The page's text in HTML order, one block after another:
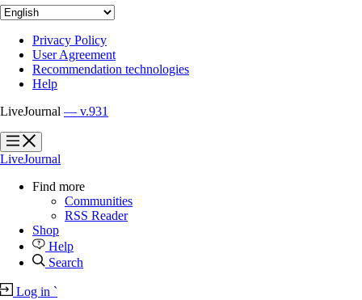
Privacy Policy
User Agreement
Recommendation technologies
Help
LiveJournal — v.931
?
?
LiveJournal
Find more
Communities
RSS Reader
Shop
Help
Search
Log in `